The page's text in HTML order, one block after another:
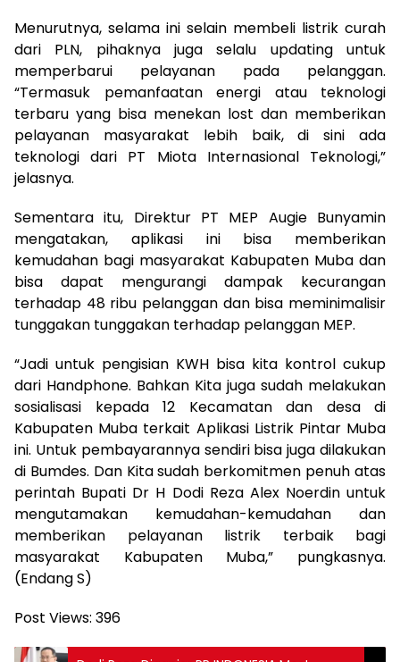
Menurutnya, selama ini selain membeli listrik curah
dari PLN, pihaknya juga selalu updating untuk
memperbarui pelayanan pada pelanggan.
“Termasuk pemanfaatan energi atau teknologi
terbaru yang bisa menekan lost dan memberikan
pelayanan masyarakat lebih baik, di sini ada
teknologi dari PT Miota Internasional Teknologi,”
jelasnya.
Sementara itu, Direktur PT MEP Augie Bunyamin
mengatakan, aplikasi ini bisa memberikan
kemudahan bagi masyarakat Kabupaten Muba dan
bisa dapat mengurangi dampak kecurangan
terhadap 48 ribu pelanggan dan bisa meminimalisir
tunggakan tunggakan terhadap pelanggan MEP.
“Jadi untuk pengisian KWH bisa kita kontrol cukup
dari Handphone. Bahkan Kita juga sudah melakukan
sosialisasi kepada 12 Kecamatan dan desa di
Kabupaten Muba terkait Aplikasi Listrik Pintar Muba
ini. Untuk pembayarannya sendiri bisa juga dilakukan
di Bumdes. Dan Kita sudah berkomitmen penuh atas
perintah Bupati Dr H Dodi Reza Alex Noerdin untuk
mengutamakan kemudahan-kemudahan dan
memberikan pelayanan listrik terbaik bagi
masyarakat Kabupaten Muba,” pungkasnya.
(Endang S)
Post Views: 396